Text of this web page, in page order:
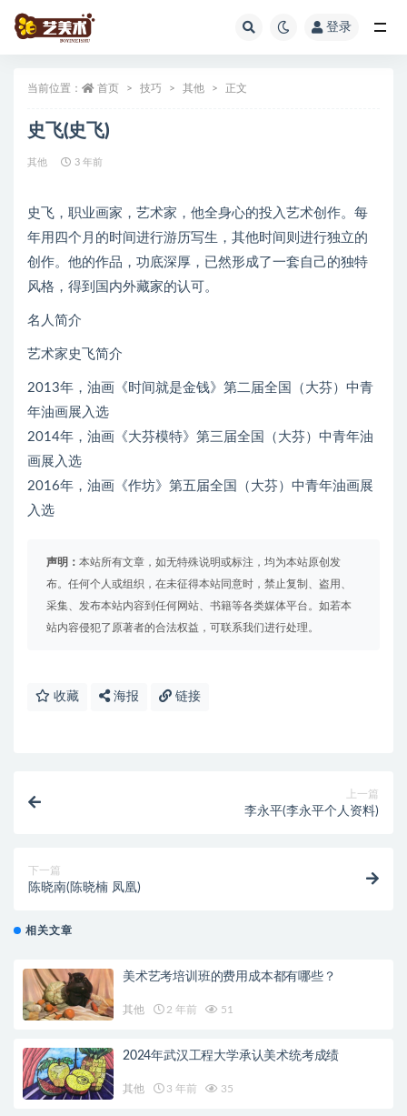
登录
当前位置： 首页 技巧 其他 正文
史飞(史飞)
其他 3 年前
史飞，职业画家，艺术家，他全身心的投入艺术创作。每
年用四个月的时间进行游历写生，其他时间则进行独立的
创作。他的作品，功底深厚，已然形成了一套自己的独特
风格，得到国内外藏家的认可。
名人简介
艺术家史飞简介
2013年，油画《时间就是金钱》第二届全国（大芬）中青
年油画展入选
2014年，油画《大芬模特》第三届全国（大芬）中青年油
画展入选
2016年，油画《作坊》第五届全国（大芬）中青年油画展
入选
声明： 本站所有文章，如无特殊说明或标注，均为本站原创发
布。任何个人或组织，在未征得本站同意时，禁止复制、盗用、
采集、发布本站内容到任何网站、书籍等各类媒体平台。如若本
站内容侵犯了原著者的合法权益，可联系我们进行处理。
收藏 海报 链接
上一篇
李永平(李永平个人资料)
下一篇
陈晓南(陈晓楠 凤凰)
相关文章
美术艺考培训班的费用成本都有哪些？
其他 2 年前 51
2024年武汉工程大学承认美术统考成绩
其他 3 年前 35